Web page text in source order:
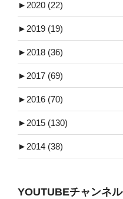
► 2020 (22)
► 2019 (19)
► 2018 (36)
► 2017 (69)
► 2016 (70)
► 2015 (130)
► 2014 (38)
YOUTUBEチャンネル